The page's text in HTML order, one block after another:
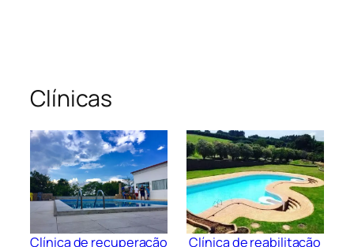
Clínicas
Clínica de recuperação
Clínica de reabilitação